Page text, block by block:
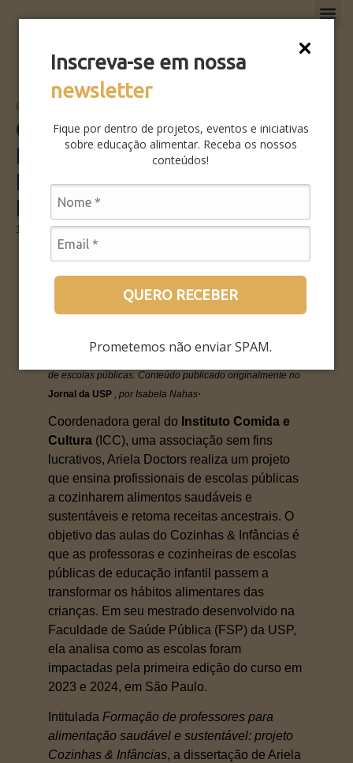
Inscreva-se em nossa
newsletter
Fique por dentro de projetos, eventos e iniciativas
sobre educação alimentar. Receba os nossos
conteúdos!
QUERO RECEBER
Prometemos não enviar SPAM.
VOLTAR PARA CONTEÚDOS
OPINIÃO
COZINHAS & INFÂNCIAS
NO JORNAL DA USP |
ENTREVISTA COM ARIELA
DOCTORS
14 de novembro, 2025
de escolas públicas. Conteúdo publicado originalmente no
Jornal da USP , por Isabela Nahas.
Coordenadora geral do Instituto Comida e
Cultura(ICC), uma associação sem fins
lucrativos, Ariela Doctors realiza um projeto
que ensina profissionais de escolas públicas
a cozinharem alimentos saudáveis e
sustentáveis e retoma receitas ancestrais. O
objetivo das aulas do Cozinhas & Infâncias é
que as professoras e cozinheiras de escolas
públicas de educação infantil passem a
transformar os hábitos alimentares das
crianças. Em seu mestrado desenvolvido na
Faculdade de Saúde Pública (FSP) da USP,
ela analisa como as escolas foram
impactadas pela primeira edição do curso em
2023 e 2024, em São Paulo.
Intitulada Formação de professores para
alimentação saudável e sustentável: projeto
Cozinhas & Infâncias, a dissertação de Ariela